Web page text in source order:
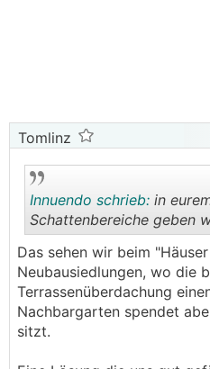
Tomlinz
..
Innuendo schrieb: in
Schattenbereiche geben
Das sehen wir beim
Neubausiedlungen, wo die
Terrassenüberdachung
Nachbargarten spendet
sitzt.